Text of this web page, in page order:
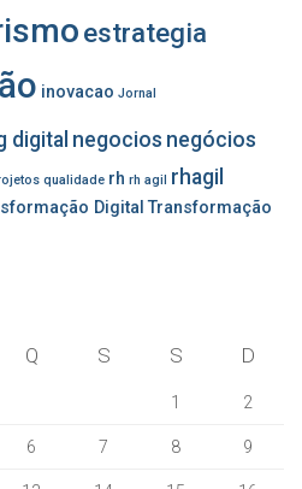
estrategia
inovacao Jornal
digital negocios negócios
qualidade rh rh agil rhagil
Digital Transformação
Q S S D
1 2
6 7 8 9